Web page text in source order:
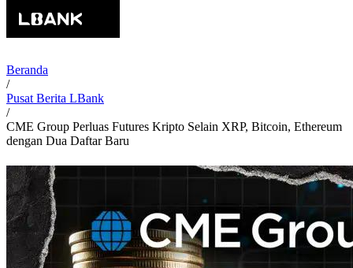
Beranda
/
Pusat Berita LBank
/
CME Group Perluas Futures Kripto Selain XRP, Bitcoin, Ethereum
dengan Dua Daftar Baru